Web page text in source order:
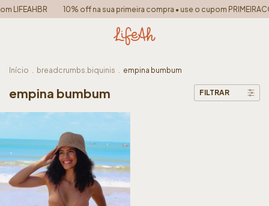
LIFEAHBR 10% off na sua primeira compra • use o cupom
Início . breadcrumbs.biquinis . empina bumbum
empina bumbum FILTRAR